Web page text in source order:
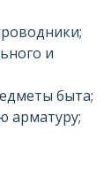
и
быта;
арматуру;